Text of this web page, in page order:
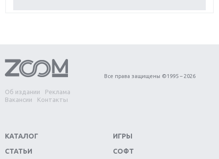
Обзор игры Forza Horizon 4: вершина эволюции
Две важных новинки для консолей: Spider-Man и
Divinity Original Sin 2
Switch
Об издании
Реклама
Вакансии
Контакты
Все права защищены ©1995 – 2026
КАТАЛОГ
СТАТЬИ
ИГРЫ
СОФТ